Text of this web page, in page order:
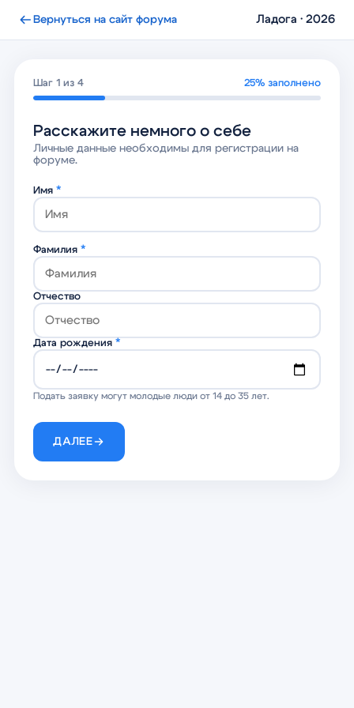
Вернуться на сайт форума Ладога · 2026
Шаг 1 из 4 25% заполнено
Расскажите немного о себе
Личные данные необходимы для регистрации на
форуме.
Имя *
Фамилия *
Отчество
Дата рождения *
Подать заявку могут молодые люди от 14 до 35 лет.
ДАЛЕЕ